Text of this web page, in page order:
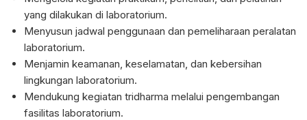
yang dilakukan di laboratorium.
Menyusun jadwal penggunaan dan pemeliharaan peralatan
laboratorium.
Menjamin keamanan, keselamatan, dan kebersihan
lingkungan laboratorium.
Mendukung kegiatan tridharma melalui pengembangan
fasilitas laboratorium.